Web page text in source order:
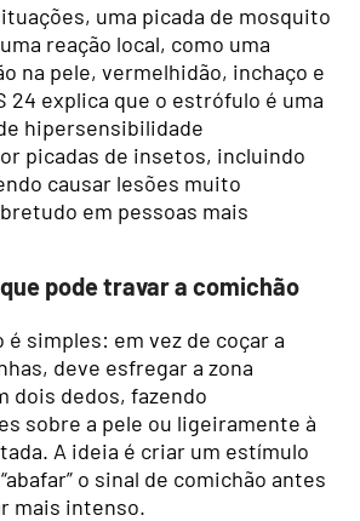
uma picada de mosquito
reação local, como uma
na pele, vermelhidão, inchaço e
24 explica que o estrófulo é uma
hipersensibilidade
picadas de insetos, incluindo
causar lesões muito
em pessoas mais
pode travar a comichão
é simples: em vez de coçar a
deve esfregar a zona
dois dedos, fazendo
sobre a pele ou ligeiramente à
A ideia é criar um estímulo
o sinal de comichão antes
mais intenso.